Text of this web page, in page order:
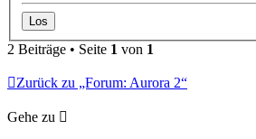
2 Beiträge • Seite 1 von 1
Zurück zu „Forum: Aurora 2“
Gehe zu